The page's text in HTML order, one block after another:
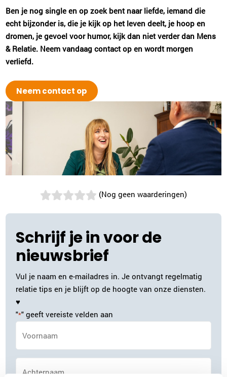
Ben je nog single en op zoek bent naar liefde, iemand die
echt bijzonder is, die je kijk op het leven deelt, je hoop en
dromen, je gevoel voor humor, kijk dan niet verder dan Mens
& Relatie. Neem vandaag contact op en wordt morgen
verliefd.
Neem contact op
(Nog geen waarderingen)
Schrijf je in voor de
nieuwsbrief
Vul je naam en e-mailadres in. Je ontvangt regelmatig
relatie tips en je blijft op de hoogte van onze diensten.
♥
"*" geeft vereiste velden aan